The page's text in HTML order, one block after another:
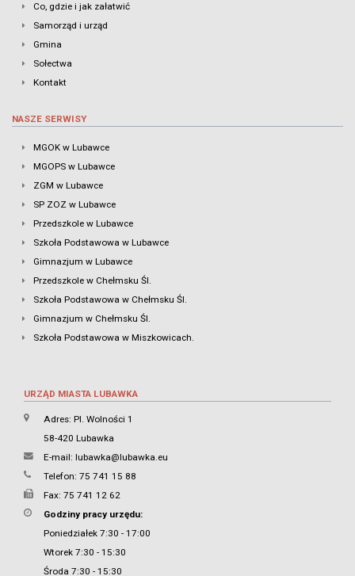
Co, gdzie i jak załatwić
Samorząd i urząd
Gmina
Sołectwa
Kontakt
NASZE SERWISY
MGOK w Lubawce
MGOPS w Lubawce
ZGM w Lubawce
SP ZOZ w Lubawce
Przedszkole w Lubawce
Szkoła Podstawowa w Lubawce
Gimnazjum w Lubawce
Przedszkole w Chełmsku Śl.
Szkoła Podstawowa w Chełmsku Śl.
Gimnazjum w Chełmsku Śl.
Szkoła Podstawowa w Miszkowicach.
URZĄD MIASTA LUBAWKA
Adres: Pl. Wolności 1
58-420 Lubawka
E-mail: lubawka@lubawka.eu
Telefon: 75 741 15 88
Fax: 75 741 12 62
Godziny pracy urzędu:
Poniedziałek 7:30 - 17:00
Wtorek 7:30 - 15:30
Środa 7:30 - 15:30